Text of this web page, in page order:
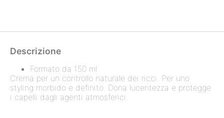
Descrizione
Formato da 150 ml
Crema per un controllo naturale dei ricci. Per uno
styling morbido e definito. Dona lucentezza e protegge
i capelli dagli agenti atmosferici.